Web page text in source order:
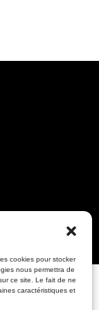
cookies pour stocker
nous permettra de
ce site. Le fait de ne
caractéristiques et